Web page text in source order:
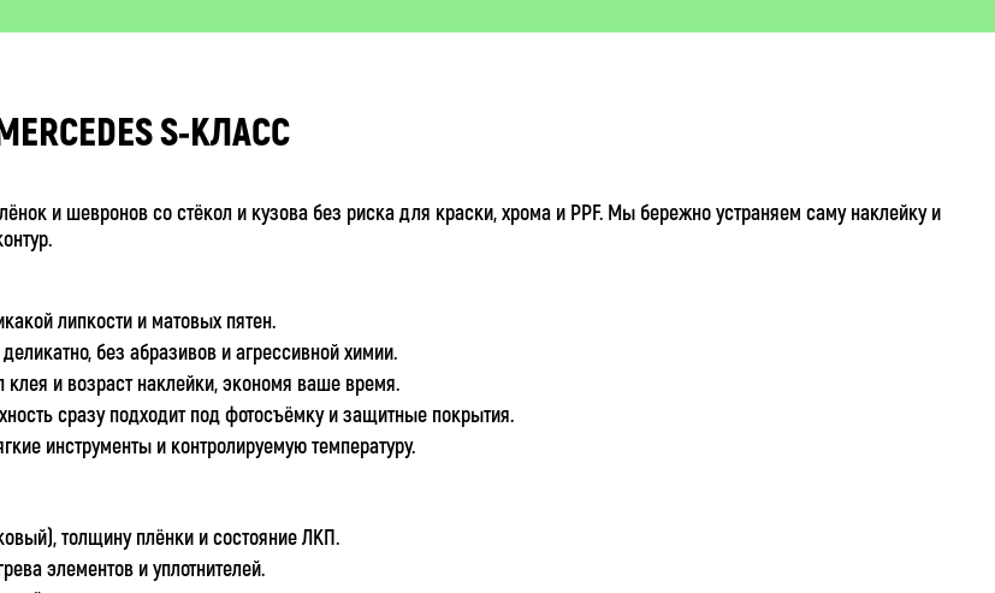
S-КЛАСС
и шевронов со стёкол и кузова без риска для краски, хрома и PPF. Мы бережно устраняем саму наклейку и
липкости и матовых пятен.
без абразивов и агрессивной химии.
клея и возраст наклейки, экономя ваше время.
сразу подходит под фотосъёмку и защитные покрытия.
инструменты и контролируемую температуру.
толщину плёнки и состояние ЛКП.
элементов и уплотнителей.